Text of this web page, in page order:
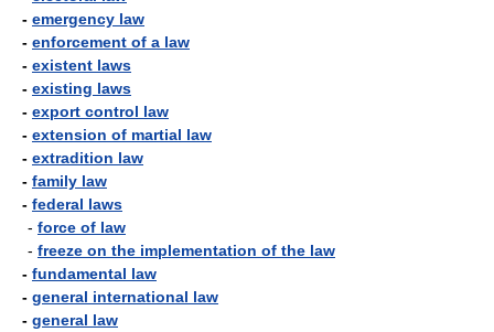
- emergency law
- enforcement of a law
- existent laws
- existing laws
- export control law
- extension of martial law
- extradition law
- family law
- federal laws
- force of law
- freeze on the implementation of the law
- fundamental law
- general international law
- general law